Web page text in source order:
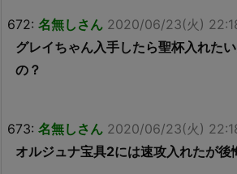
672: 名無しさん 2020/06/23(火)
グレイちゃん入手したら聖杯入れた
の？
673: 名無しさん 2020/06/23(火)
オルジュナ宝具2には速攻入れたが後